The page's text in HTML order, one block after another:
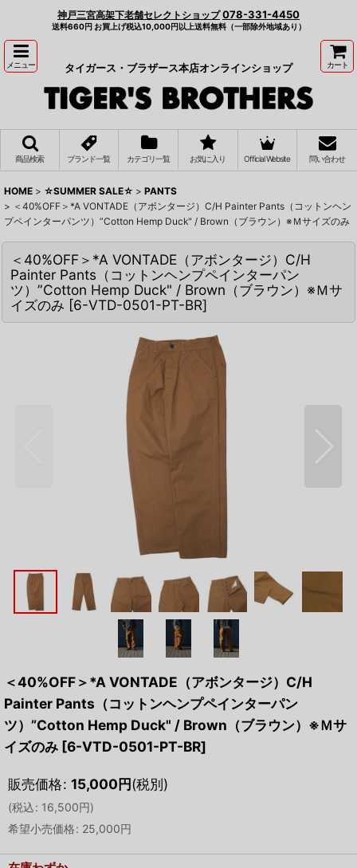
神戸三宮高架下老舗セレクトショップ 078-331-4450
送料660円 お買上げ税込10,000円以上送料無料（一部除外地域あり）
メニュー タイガース・ブラザース本店オンラインショップ カート
商品検索 ブランド一覧 カテゴリ一覧 お気に入り Official Website 問い合わせ
HOME > ☆SUMMER SALE☆ > PANTS
> ＜40%OFF＞*A VONTADE（アボンタージ）C/H Painter Pants（コットンヘン
プペインターパンツ）”Cotton Hemp Duck" / Brown（ブラウン）※Ｍサイズのみ
＜40%OFF＞*A VONTADE（アボンタージ）C/H
Painter Pants（コットンヘンプペインターパン
ツ）”Cotton Hemp Duck" / Brown（ブラウン）※Ｍサ
イズのみ [6-VTD-0501-PT-BR]
＜40%OFF＞*A VONTADE（アボンタージ）C/H
Painter Pants（コットンヘンプペインターパン
ツ）”Cotton Hemp Duck" / Brown（ブラウン）※Ｍサ
イズのみ [6-VTD-0501-PT-BR]
販売価格: 15,000円(税別)
(税込: 16,500円)
希望小売価格: 25,000円